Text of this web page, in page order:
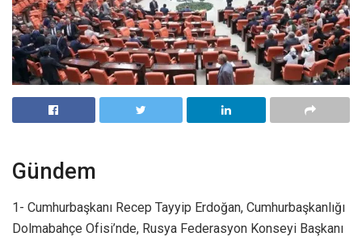
Gündem
1- Cumhurbaşkanı Recep Tayyip Erdoğan, Cumhurbaşkanlığı
Dolmabahçe Ofisi’nde, Rusya Federasyon Konseyi Başkanı